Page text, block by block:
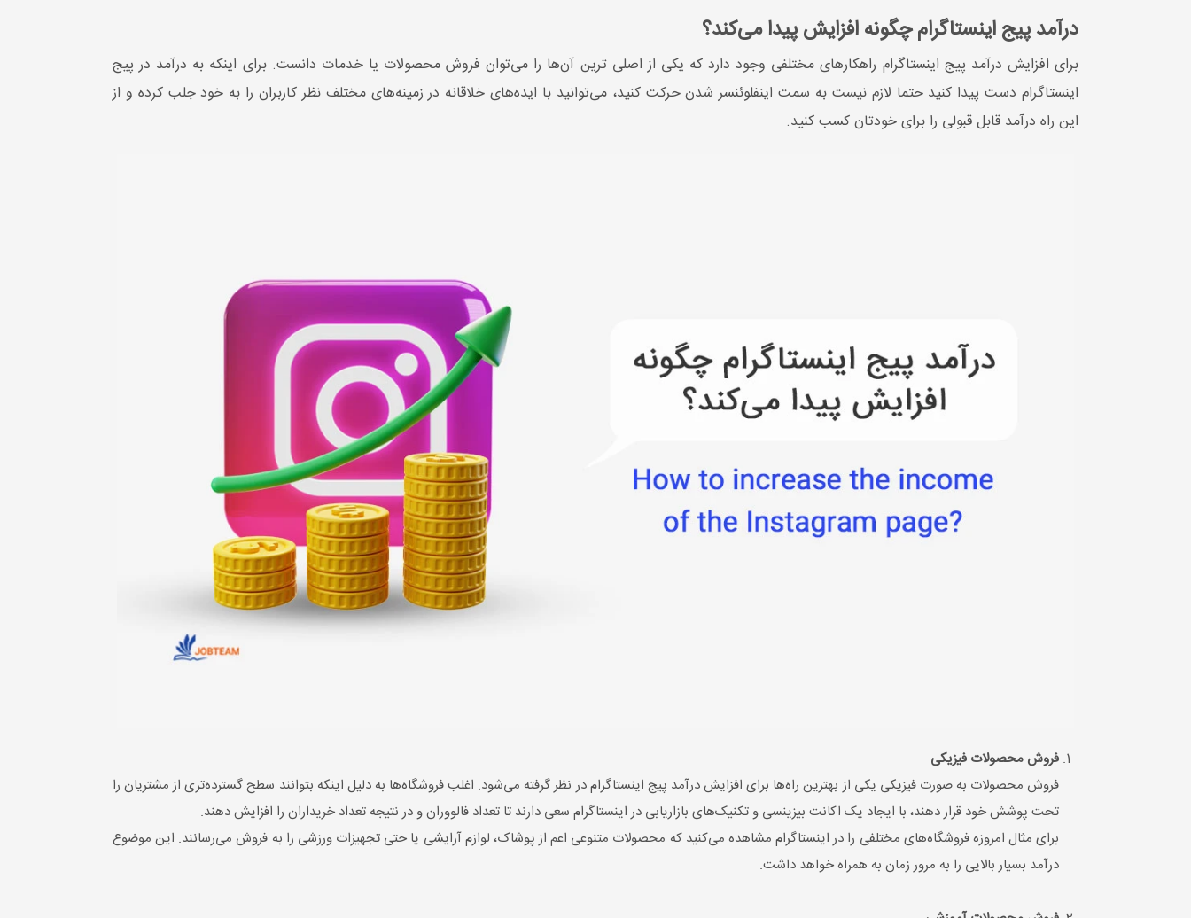
درآمد پیج اینستاگرام چگونه افزایش پیدا می‌کند؟
برای افزایش درآمد پیج اینستاگرام راهکارهای مختلفی وجود دارد که یکی از اصلی ترین آن‌ها را می‌توان فروش محصولات یا خدمات دانست. برای اینکه به درآمد در پیج
اینستاگرام دست پیدا کنید حتما لازم نیست به سمت اینفلوئنسر شدن حرکت کنید، می‌توانید با ایده‌های خلاقانه در زمینه‌های مختلف نظر کاربران را به خود جلب کرده و از
این راه درآمد قابل قبولی را برای خودتان کسب کنید.
فروش محصولات فیزیکی
فروش محصولات به صورت فیزیکی یکی از بهترین راه‌ها برای افزایش درآمد پیج اینستاگرام در نظر گرفته می‌شود. اغلب فروشگاه‌ها به دلیل اینکه بتوانند سطح گسترده‌تری از مشتریان را
تحت پوشش خود قرار دهند، با ایجاد یک اکانت بیزینسی و تکنیک‌های بازاریابی در اینستاگرام سعی دارند تا تعداد فالووران و در نتیجه تعداد خریداران را افزایش دهند.
برای مثال امروزه فروشگاه‌های مختلفی را در اینستاگرام مشاهده می‌کنید که محصولات متنوعی اعم از پوشاک، لوازم آرایشی یا حتی تجهیزات ورزشی را به فروش می‌رسانند. این موضوع
درآمد بسیار بالایی را به مرور زمان به همراه خواهد داشت.